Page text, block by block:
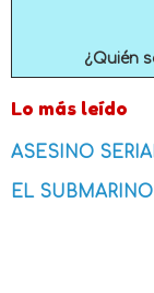
¿Quién
Lo más leído
ASESINO
EL SUBMARINO